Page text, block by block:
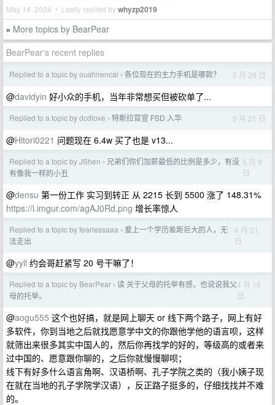
May 14, 2024 • Lastly replied bywhyzp2019
» More topics by BearPear
BearPear's recent replies
Replied to a topic by oushirencai › 各位现在的主力手机是哪款？ 5 月 29 日
@davidyin 好小众的手机，当年非常想买但被砍单了...
Replied to a topic by dcdlove › 特斯拉官宣 FSD 入华 5 月 21 日
@Hitori0221 问题现在 6.4w 买了也是 v13...
Replied to a topic by JShen › 兄弟们你们加薪最低的比例是多少，有没
有像我一样的小丑
5 月 9
日
@densu 第一份工作 实习到转正 从 2215 长到 5500 涨了 148.31%
https://i.imgur.com/agAJ0Rd.png 增长率惊人
Replied to a topic by fearlessaaa › 爱上一个学历差距巨大的人，无
法走出
4 月 21
日
@yyll 约会哥赶紧写 20 号干嘛了！
Replied to a topic by BearPear › 读 关于父母的托举有感，也说说我父
母的托举。
4 月 16
日
@aogu555 这个也好搞，就是网上聊天 or 线下两个路子，网上有好
多软件，你到当地之后就找愿意学中文的你跟他学他的语言呗，这样
就筛出来很多其实中国人的，然后你再找学的好的，等级高的或者来
过中国的、愿意跟你聊的，之后你就慢慢聊呗；
线下有好多什么语言角啊、汉语桥啊、孔子学院之类的（我小姨子现
在就在当地的孔子学院学汉语），反正路子挺多的，仔细找找并不难
的。